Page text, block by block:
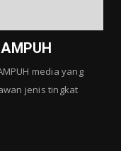
media yang
jenis tingkat